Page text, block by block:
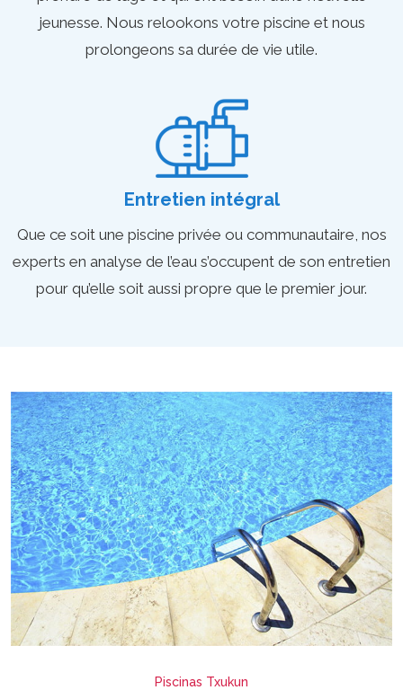
jeunesse. Nous relookons votre piscine et nous
prolongeons sa durée de vie utile.
Entretien intégral
Que ce soit une piscine privée ou communautaire, nos
experts en analyse de l’eau s’occupent de son entretien
pour qu’elle soit aussi propre que le premier jour.
Piscinas Txukun